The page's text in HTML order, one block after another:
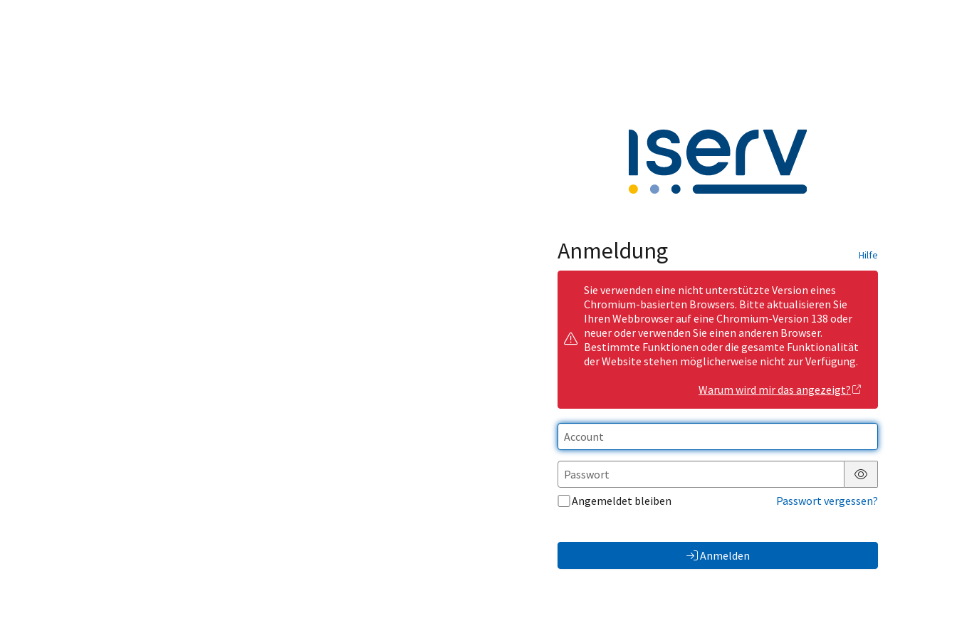
Anmeldung Hilfe
Sie verwenden eine nicht unterstützte Version eines
Chromium-basierten Browsers. Bitte aktualisieren Sie
Ihren Webbrowser auf eine Chromium-Version 138 oder
neuer oder verwenden Sie einen anderen Browser.
Bestimmte Funktionen oder die gesamte Funktionalität
der Website stehen möglicherweise nicht zur Verfügung.
Warum wird mir das angezeigt?
Passwort anzeigen
Angemeldet bleiben
Passwort vergessen?
Anmelden